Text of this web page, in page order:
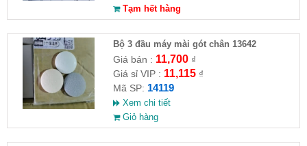
Tạm hết hàng
Bộ 3 đầu máy mài gót chân 13642
Giá bán : 11,700₫
Giá sỉ VIP : 11,115₫
Mã SP: 14119
Xem chi tiết
Giỏ hàng